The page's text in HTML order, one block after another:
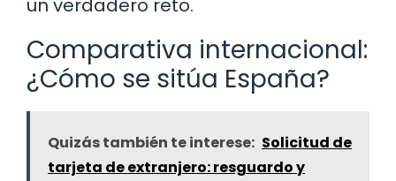
un verdadero reto.
Comparativa internacional:
¿Cómo se sitúa España?
Quizás también te interese: Solicitud de
tarjeta de extranjero: resguardo y